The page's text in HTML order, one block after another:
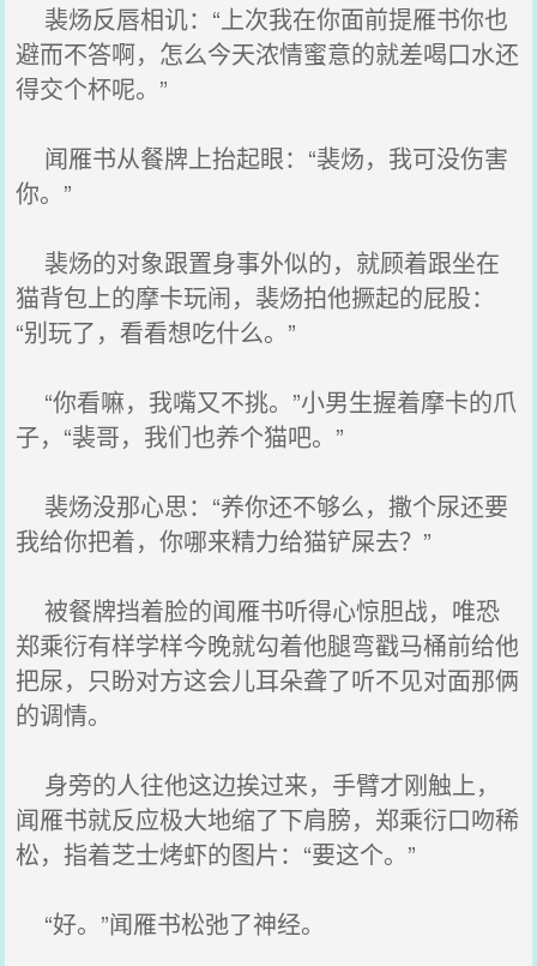
裴炀反唇相讥：“上次我在你面前提雁书你也
避而不答啊，怎么今天浓情蜜意的就差喝口水还
得交个杯呢。”
闻雁书从餐牌上抬起眼：“裴炀，我可没伤害
你。”
裴炀的对象跟置身事外似的，就顾着跟坐在
猫背包上的摩卡玩闹，裴炀拍他撅起的屁股：
“别玩了，看看想吃什么。”
“你看嘛，我嘴又不挑。”小男生握着摩卡的爪
子，“裴哥，我们也养个猫吧。”
裴炀没那心思：“养你还不够么，撒个尿还要
我给你把着，你哪来精力给猫铲屎去？”
被餐牌挡着脸的闻雁书听得心惊胆战，唯恐
郑乘衍有样学样今晚就勾着他腿弯戳马桶前给他
把尿，只盼对方这会儿耳朵聋了听不见对面那俩
的调情。
身旁的人往他这边挨过来，手臂才刚触上，
闻雁书就反应极大地缩了下肩膀，郑乘衍口吻稀
松，指着芝士烤虾的图片：“要这个。”
“好。”闻雁书松弛了神经。